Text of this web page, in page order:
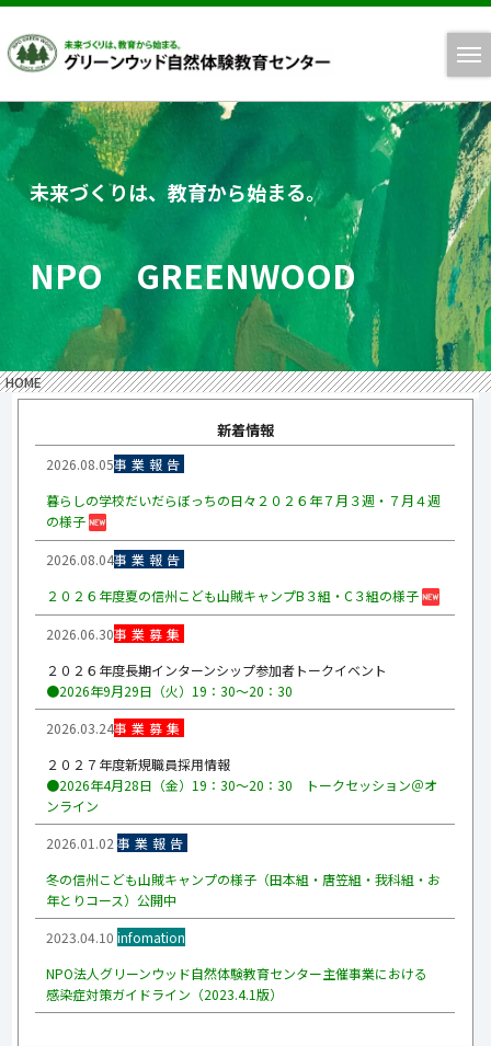
未来づくりは、教育から始まる。
NPO GREENWOOD
HOME
新着情報
2026.08.05事業報告
暮らしの学校だいだらぼっちの日々２０２６年７月３週・７月４週
の様子
2026.08.04事業報告
２０２６年度夏の信州こども山賊キャンプB３組・C３組の様子
2026.06.30事業募集
２０２６年度長期インターンシップ参加者トークイベント
●2026年9月29日（火）19：30～20：30
2026.03.24事業募集
２０２７年度新規職員採用情報
●2026年4月28日（金）19：30～20：30 トークセッション＠オ
ンライン
2026.01.02事業報告
冬の信州こども山賊キャンプの様子（田本組・唐笠組・我科組・お
年とりコース）公開中
2023.04.10infomation
NPO法人グリーンウッド自然体験教育センター主催事業における
感染症対策ガイドライン（2023.4.1版）